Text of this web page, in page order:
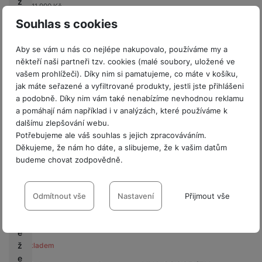
Souhlas s cookies
Aby se vám u nás co nejlépe nakupovalo, používáme my a
někteří naši partneři tzv. cookies (malé soubory, uložené ve
vašem prohlížeči). Díky nim si pamatujeme, co máte v košíku,
jak máte seřazené a vyfiltrované produkty, jestli jste přihlášeni
a podobně. Díky nim vám také nenabízíme nevhodnou reklamu
a pomáhají nám například i v analýzách, které používáme k
dalšímu zlepšování webu.
Potřebujeme ale váš souhlas s jejich zpracováváním.
Děkujeme, že nám ho dáte, a slibujeme, že k vašim datům
budeme chovat zodpovědně.
Nastavení souhlasů s kategoriemi
cookies
VŽDY AKTIVNÍ
Odmítnout vše Nastavení Přijmout vše
lt
n
t
P
o
d
m
ín
ě
ž
e
-8 % 11 990Kč
Ušetříte 1 000
Není skladem